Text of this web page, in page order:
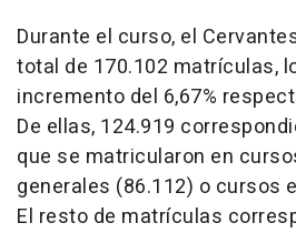
Durante el curso, el
total de 170.102 matrículas,
incremento del 6,67%
De ellas, 124.919
que se matricularon en
generales (86.112) o cursos
El resto de matrículas